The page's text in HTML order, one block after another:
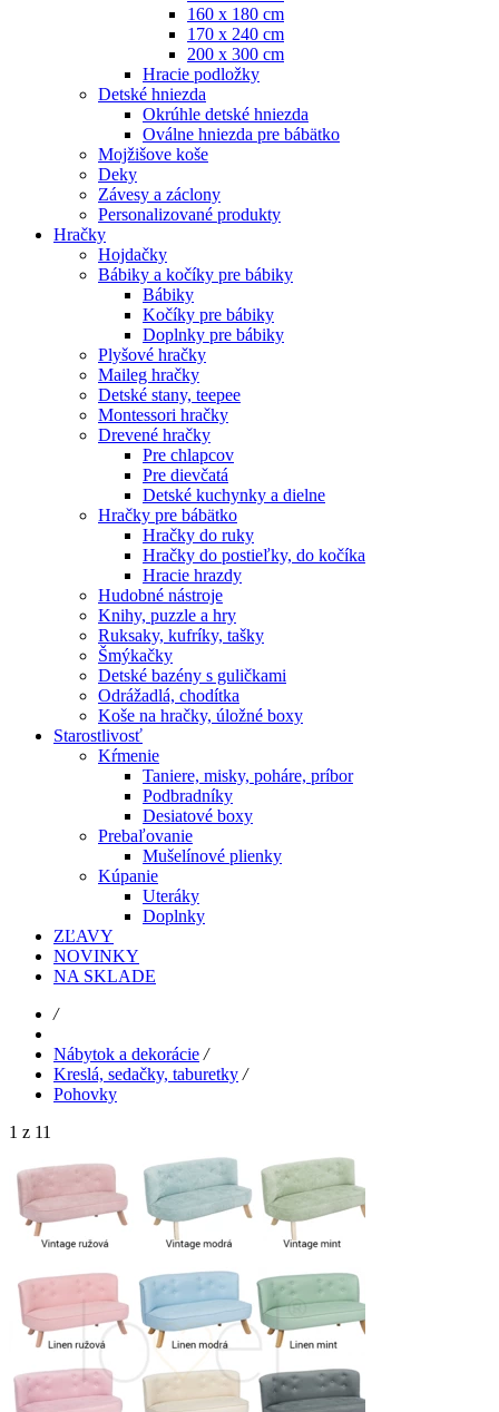
160 x 180 cm
170 x 240 cm
200 x 300 cm
Hracie podložky
Detské hniezda
Okrúhle detské hniezda
Oválne hniezda pre bábätko
Mojžišove koše
Deky
Závesy a záclony
Personalizované produkty
Hračky
Hojdačky
Bábiky a kočíky pre bábiky
Bábiky
Kočíky pre bábiky
Doplnky pre bábiky
Plyšové hračky
Maileg hračky
Detské stany, teepee
Montessori hračky
Drevené hračky
Pre chlapcov
Pre dievčatá
Detské kuchynky a dielne
Hračky pre bábätko
Hračky do ruky
Hračky do postieľky, do kočíka
Hracie hrazdy
Hudobné nástroje
Knihy, puzzle a hry
Ruksaky, kufríky, tašky
Šmýkačky
Detské bazény s guličkami
Odrážadlá, chodítka
Koše na hračky, úložné boxy
Starostlivosť
Kŕmenie
Taniere, misky, poháre, príbor
Podbradníky
Desiatové boxy
Prebaľovanie
Mušelínové plienky
Kúpanie
Uteráky
Doplnky
ZĽAVY
NOVINKY
NA SKLADE
/
Nábytok a dekorácie /
Kreslá, sedačky, taburetky /
Pohovky
1 z 11